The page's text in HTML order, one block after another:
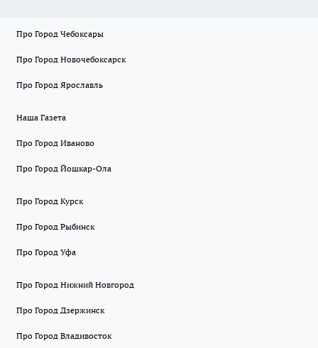
Про Город Чебоксары
Про Город Новочебоксарск
Про Город Ярославль
Наша Газета
Про Город Иваново
Про Город Йошкар-Ола
Про Город Курск
Про Город Рыбинск
Про Город Уфа
Про Город Нижний Новгород
Про Город Дзержинск
Про Город Владивосток